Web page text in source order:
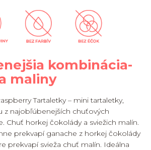
kombinácia-
maliny
Tartaletky – mini tartaletky,
z najobľúbenejších chuťových
Chuť horkej čokolády a sviežich malín.
prekvapí ganache z horkej čokolády
prekvapí svieža chuť malín. Ideálna